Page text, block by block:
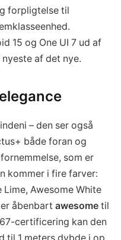
forpligtelse til
15 og One UI 7 ud af
af det nye.
– den ser også
både foran og
som er
kommer i fire farver:
Lime, Awesome White
åbenbart awesome til
certificering kan den